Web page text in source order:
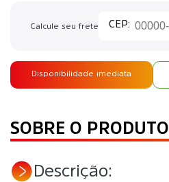
Calcule seu frete
Disponibilidade imediata
SOBRE O PRODUTO
Descrição: